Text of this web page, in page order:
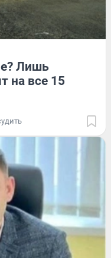
Лишь
на все 15